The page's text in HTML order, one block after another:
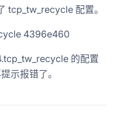
tcp_tw_recycle 配置。
4396e460
的配置
示报错了。